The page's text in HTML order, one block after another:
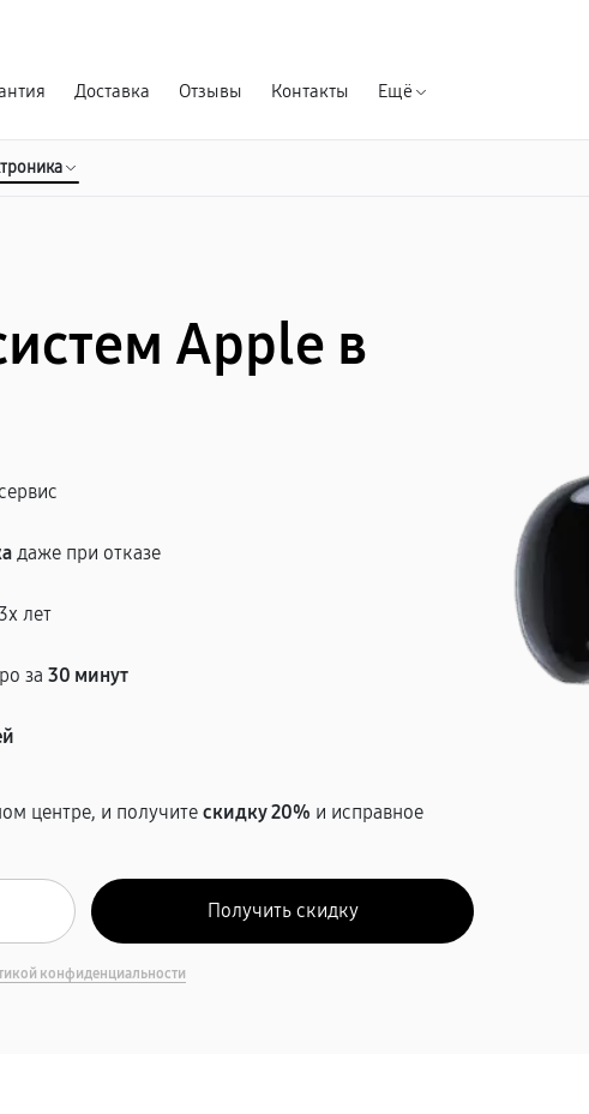
Доставка Отзывы Контакты Ещё
Apple в
даже при отказе
лет
за30 минут
центре, и получитескидку 20% и исправное
конфиденциальности